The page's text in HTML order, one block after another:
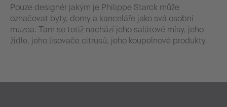
Pouze designér jakým je Philippe Starck může
označovat byty, domy a kanceláře jako svá osobní
muzea. Tam se totiž nachází jeho salátové mísy, jeho
židle, jeho lisovače citrusů, jeho koupelnové produkty.